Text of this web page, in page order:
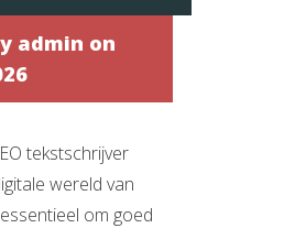
admin on
tekstschrijver
wereld van
om goed